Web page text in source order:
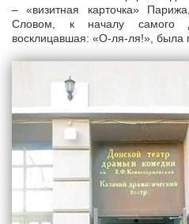
– «визитная карточка»
Словом, к началу самого
восклицавшая: «О-ля-ля!», была